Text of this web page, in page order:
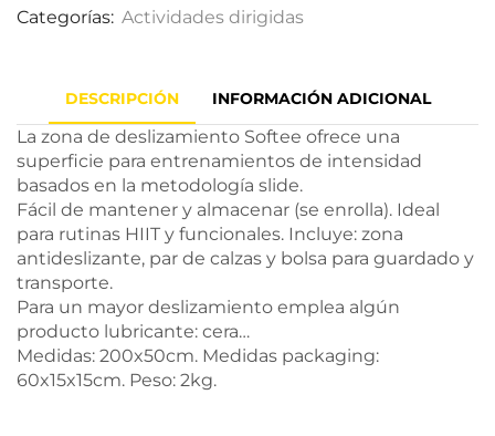
Categorías: Actividades dirigidas
DESCRIPCIÓN INFORMACIÓN ADICIONAL
La zona de deslizamiento Softee ofrece una
superficie para entrenamientos de intensidad
basados en la metodología slide.
Fácil de mantener y almacenar (se enrolla). Ideal
para rutinas HIIT y funcionales. Incluye: zona
antideslizante, par de calzas y bolsa para guardado y
transporte.
Para un mayor deslizamiento emplea algún
producto lubricante: cera…
Medidas: 200x50cm. Medidas packaging:
60x15x15cm. Peso: 2kg.